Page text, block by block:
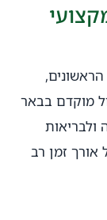
מוקדם בבאר
ולבריאות
אורך זמן רב